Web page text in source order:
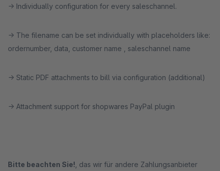
→ Individually configuration for every saleschannel.
→ The filename can be set individually with placeholders like:
ordernumber, data, customer name , saleschannel name
→ Static PDF attachments to bill via configuration (additional)
→ Attachment support for shopwares PayPal plugin
Bitte beachten Sie! , das wir für andere Zahlungsanbieter